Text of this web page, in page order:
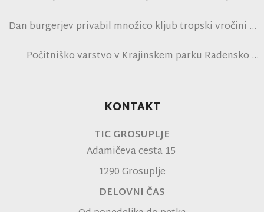
Dan burgerjev privabil množico kljub tropski vročini
Počitniško varstvo v Krajinskem parku Radensko
KONTAKT
TIC GROSUPLJE
Adamičeva cesta 15
1290 Grosuplje
DELOVNI ČAS